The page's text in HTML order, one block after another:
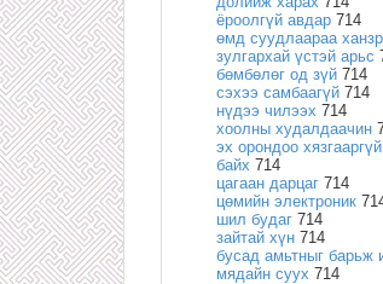
ёроолгүй авдар 714
өмд суудлаараа
зулгархай үстэй арьс
бөмбөлөг од зүй 714
сэхээ самбаагүй 714
нүдээ чилээх 714
хоолны худалдаачин
эх орондоо
байх 714
цагаан дарцаг 714
цөмийн электроник
шил будаг 714
зайтай хүн 714
бусад амьтныг барьж
мядайн суух 714